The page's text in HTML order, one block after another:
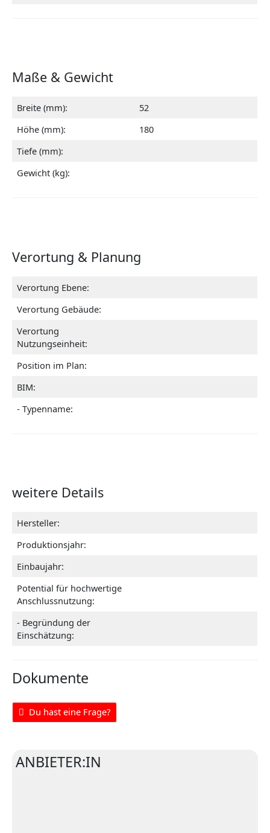
Maße & Gewicht
Breite (mm):
52
Höhe (mm):
180
Tiefe (mm):
Gewicht (kg):
Verortung & Planung
Verortung Ebene:
Verortung Gebäude:
Verortung
Nutzungseinheit:
Position im Plan:
BIM:
- Typenname:
weitere Details
Hersteller:
Produktionsjahr:
Einbaujahr:
Potential für hochwertige
Anschlussnutzung:
- Begründung der
Einschätzung:
Dokumente
Du hast eine Frage?
ANBIETER:IN